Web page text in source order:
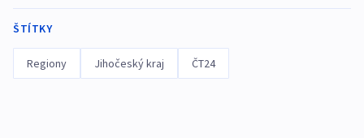
ŠTÍTKY
Regiony Jihočeský kraj ČT24